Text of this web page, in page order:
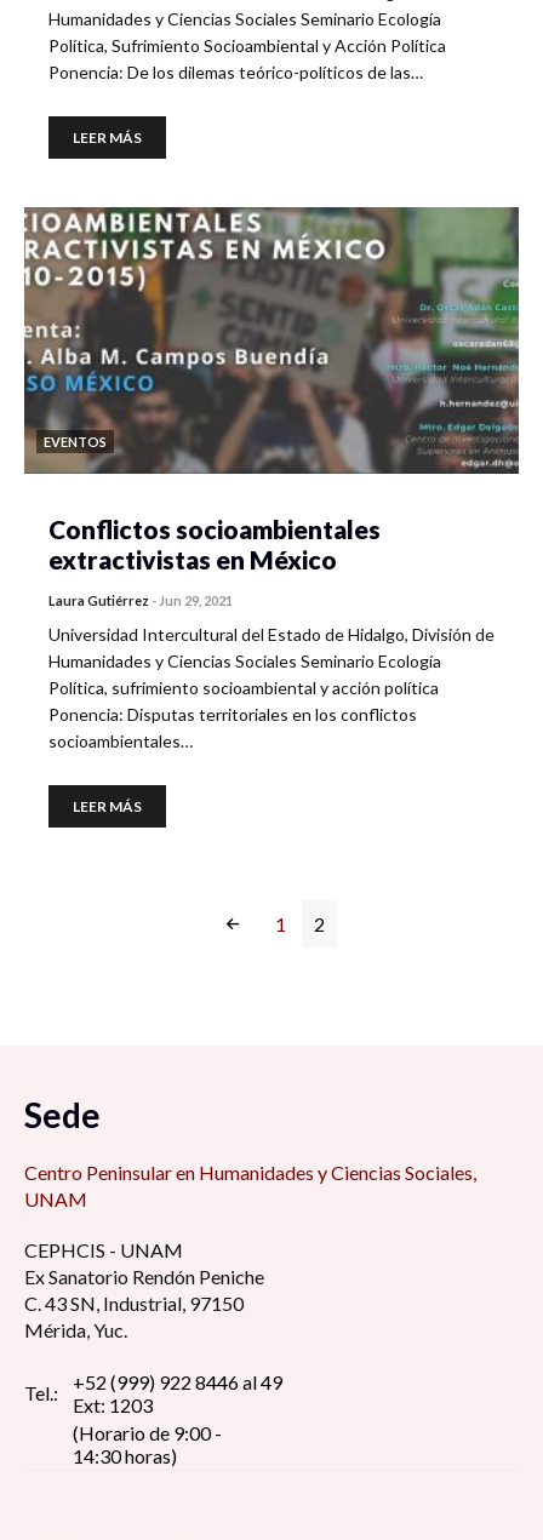
Humanidades y Ciencias Sociales Seminario Ecología
Política, Sufrimiento Socioambiental y Acción Política
Ponencia: De los dilemas teórico-políticos de las…
LEER MÁS
EVENTOS
Conflictos socioambientales
extractivistas en México
Laura Gutiérrez - Jun 29, 2021
Universidad Intercultural del Estado de Hidalgo, División de
Humanidades y Ciencias Sociales Seminario Ecología
Política, sufrimiento socioambiental y acción política
Ponencia: Disputas territoriales en los conflictos
socioambientales…
LEER MÁS
1 2
Sede
Centro Peninsular en Humanidades y Ciencias Sociales,
UNAM
CEPHCIS - UNAM
Ex Sanatorio Rendón Peniche
C. 43 SN, Industrial, 97150
Mérida, Yuc.
Tel.:
+52 (999) 922 8446 al 49
Ext: 1203
(Horario de 9:00 -
14:30 horas)